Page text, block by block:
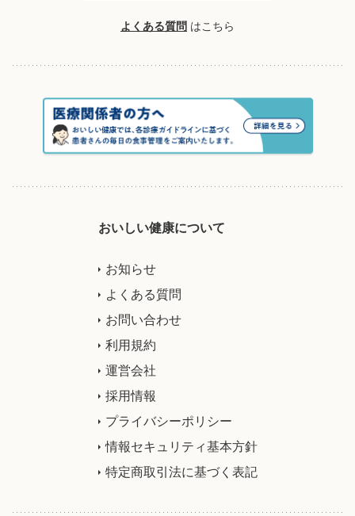
よくある質問 はこちら
おいしい健康について
お知らせ
よくある質問
お問い合わせ
利用規約
運営会社
採用情報
プライバシーポリシー
情報セキュリティ基本方針
特定商取引法に基づく表記